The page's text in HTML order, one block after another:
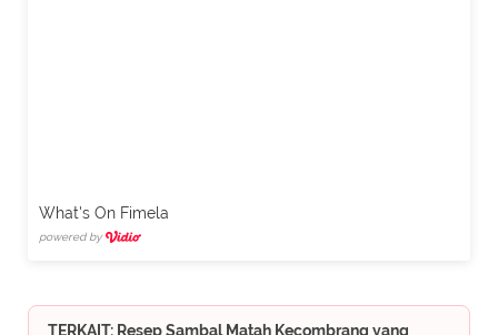
What's On Fimela
powered by
TERKAIT: Resep Sambal Matah Kecombrang yang